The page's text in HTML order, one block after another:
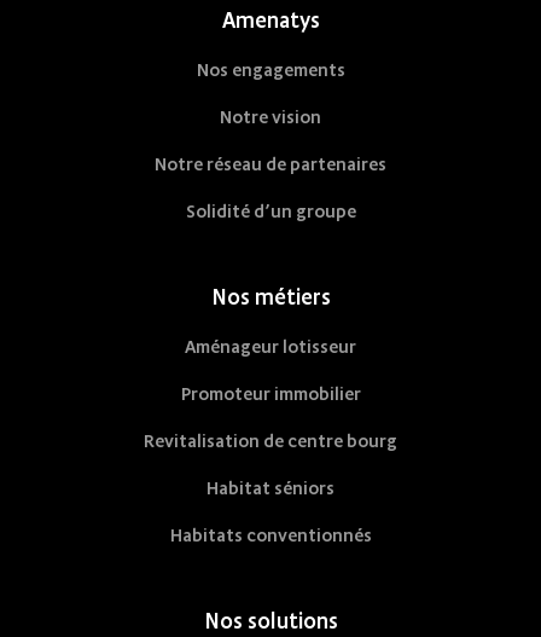
Amenatys
Nos engagements
Notre vision
Notre réseau de partenaires
Solidité d’un groupe
Nos métiers
Aménageur lotisseur
Promoteur immobilier
Revitalisation de centre bourg
Habitat séniors
Habitats conventionnés
Nos solutions